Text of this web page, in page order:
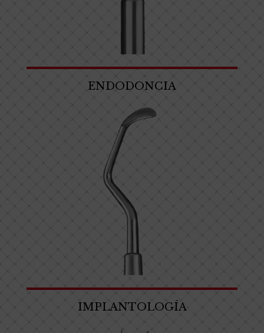
ENDODONCIA
IMPLANTOLOGÍA